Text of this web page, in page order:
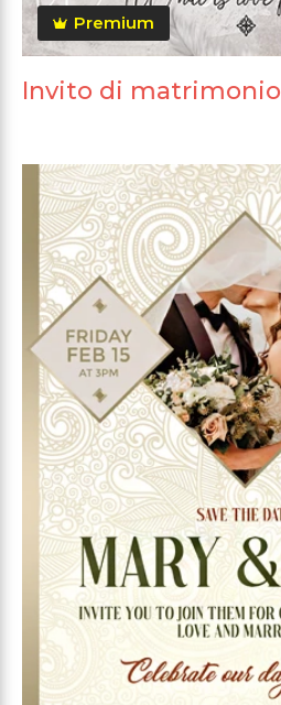
Premium
Invito di matrimonio